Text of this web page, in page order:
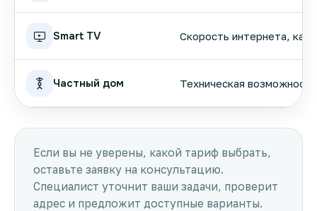
Smart TV Скорость интернета,
Частный дом Техническая
Если вы не уверены, какой тариф выбрать,
оставьте заявку на консультацию.
Специалист уточнит ваши задачи, проверит
адрес и предложит доступные варианты.